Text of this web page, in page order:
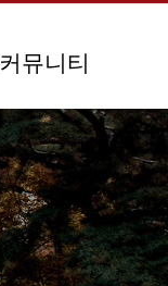
커뮤니티